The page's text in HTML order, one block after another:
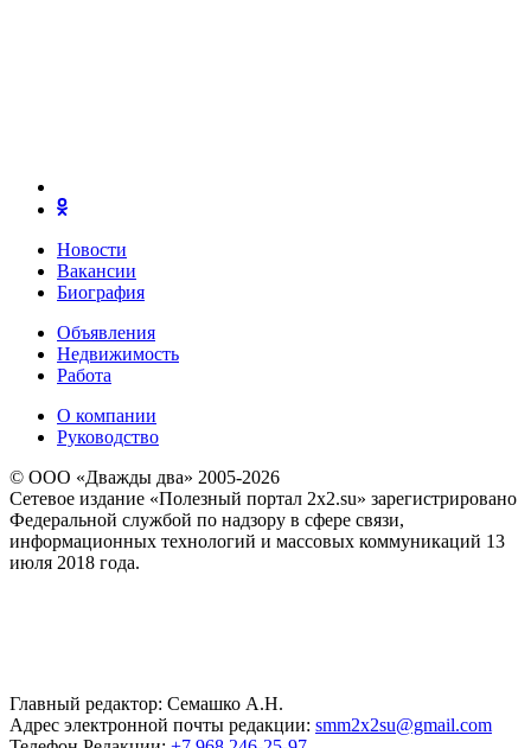
Новости
Вакансии
Биография
Объявления
Недвижимость
Работа
О компании
Руководство
© ООО «Дважды два» 2005-2026
Сетевое издание «Полезный портал 2x2.su» зарегистрировано
Федеральной службой по надзору в сфере связи,
информационных технологий и массовых коммуникаций 13
июля 2018 года.
Главный редактор: Семашко А.Н.
Адрес электронной почты редакции: smm2x2su@gmail.com